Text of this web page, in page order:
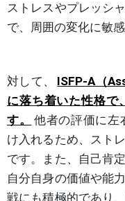
ストレスやプレッシ
で、周囲の変化に敏
対して、
ISFP-A（
に落ち着いた性格で
す。
他者の評価に左
け入れるため、スト
です。また、自己肯
自分自身の価値や能
戦にも積極的であり